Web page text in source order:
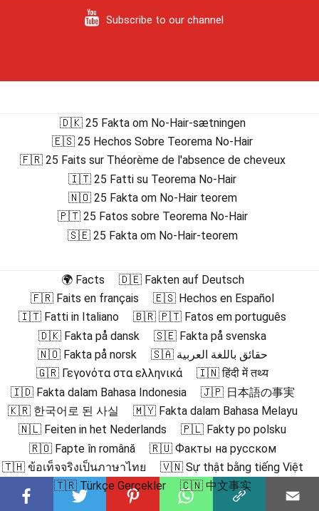
Subscribe to our channel
🇩🇰 25 Fakta om No-Hair-sætningen
🇪🇸 25 Hechos Sobre Teorema No-Hair
🇫🇷 25 Faits sur Théorème de l'absence de cheveux
🇮🇹 25 Fatti su Teorema No-Hair
🇳🇴 25 Fakta om No-Hair teorem
🇵🇹 25 Fatos sobre Teorema No-Hair
🇸🇪 25 Fakta om No-Hair-teorem
🌍 Facts
🇩🇪 Fakten auf Deutsch
🇫🇷 Faits en français
🇪🇸 Hechos en Español
🇮🇹 Fatti in Italiano
🇧🇷 🇵🇹 Fatos em português
🇩🇰 Fakta på dansk
🇸🇪 Fakta på svenska
🇳🇴 Fakta på norsk
🇸🇦 حقائق باللغة العربية
🇬🇷 Γεγονότα στα ελληνικά
🇮🇳 हिंदी में तथ्य
🇮🇩 Fakta dalam Bahasa Indonesia
🇯🇵 日本語の事実
🇰🇷 한국어로 된 사실
🇲🇾 Fakta dalam Bahasa Melayu
🇳🇱 Feiten in het Nederlands
🇵🇱 Fakty po polsku
🇷🇴 Fapte în română
🇷🇺 Факты на русском
🇹🇭 ข้อเท็จจริงเป็นภาษาไทย
🇻🇳 Sự thật bằng tiếng Việt
🇹🇷 Türkçe Gerçekler
🇨🇳 中文事实